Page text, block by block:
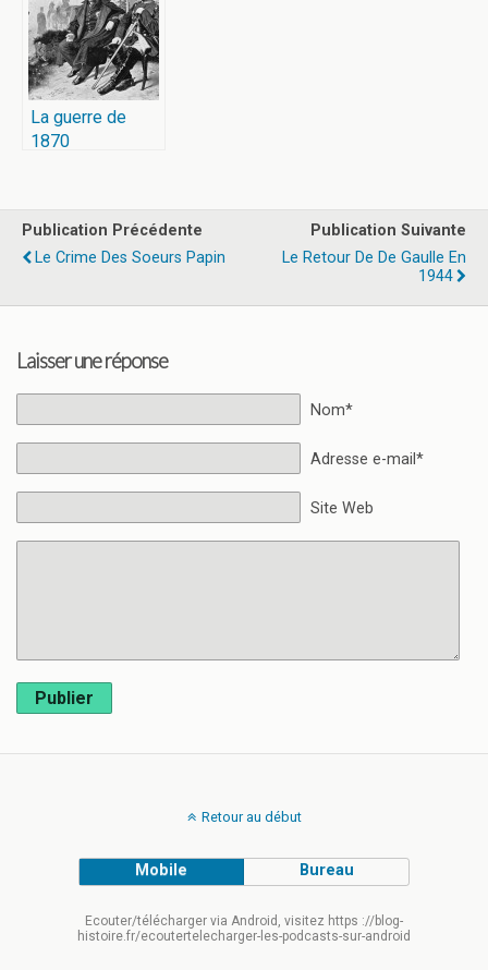
La guerre de
1870
Publication Précédente
Le Crime Des Soeurs Papin
Publication Suivante
Le Retour De De Gaulle En
1944
Laisser une réponse
Nom*
Adresse e-mail*
Site Web
Publier
Retour au début
Mobile Bureau
Ecouter/télécharger via Android, visitez https ://blog-
histoire.fr/ecoutertelecharger-les-podcasts-sur-android